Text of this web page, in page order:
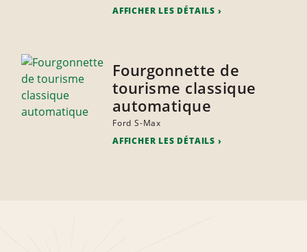
AFFICHER LES DÉTAILS
Fourgonnette de
tourisme classique
automatique
Ford S-Max
AFFICHER LES DÉTAILS